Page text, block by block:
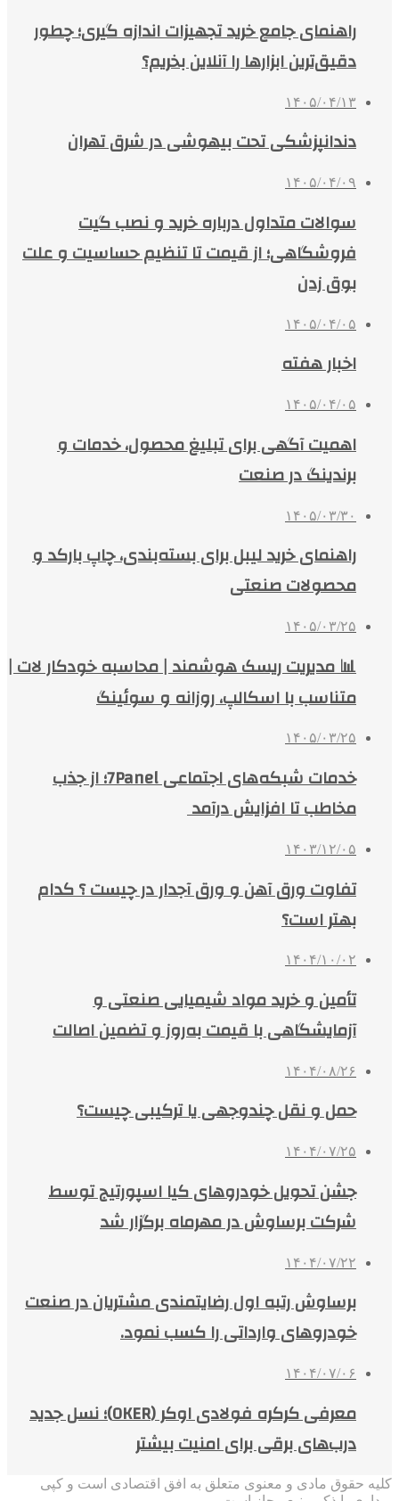
راهنمای جامع خرید تجهیزات اندازه گیری؛ چطور
دقیق‌ترین ابزارها را آنلاین بخریم؟
۱۴۰۵/۰۴/۱۳
دندانپزشکی تحت بیهوشی در شرق تهران
۱۴۰۵/۰۴/۰۹
سوالات متداول درباره خرید و نصب گیت
فروشگاهی؛ از قیمت تا تنظیم حساسیت و علت
بوق زدن
۱۴۰۵/۰۴/۰۵
اخبار هفته
۱۴۰۵/۰۴/۰۵
اهمیت آگهی برای تبلیغ محصول، خدمات و
برندینگ در صنعت
۱۴۰۵/۰۳/۳۰
راهنمای خرید لیبل برای بسته‌بندی، چاپ بارکد و
محصولات صنعتی
۱۴۰۵/۰۳/۲۵
📊 مدیریت ریسک هوشمند | محاسبه خودکار لات |
متناسب با اسکالپ، روزانه و سوئینگ
۱۴۰۵/۰۳/۲۵
خدمات شبکه‌های اجتماعی 7Panel؛ از جذب
مخاطب تا افزایش درآمد
۱۴۰۳/۱۲/۰۵
تفاوت ورق آهن و ورق آجدار در چیست ؟ کدام
بهتر است؟
۱۴۰۴/۱۰/۰۲
تأمین و خرید مواد شیمیایی صنعتی و
آزمایشگاهی با قیمت به‌روز و تضمین اصالت
۱۴۰۴/۰۸/۲۶
حمل و نقل چندوجهی یا ترکیبی چیست؟
۱۴۰۴/۰۷/۲۵
جشن تحویل خودروهای کیا اسپورتیج توسط
شرکت برساوش در مهرماه برگزار شد
۱۴۰۴/۰۷/۲۲
برساوش رتبه اول رضایتمندی مشتریان در صنعت
خودروهای وارداتی را کسب نمود.
۱۴۰۴/۰۷/۰۶
معرفی کرکره فولادی اوکر (OKER)؛ نسل جدید
درب‌های برقی برای امنیت بیشتر
کلیه حقوق مادی و معنوی متعلق به افق اقتصادی است و کپی